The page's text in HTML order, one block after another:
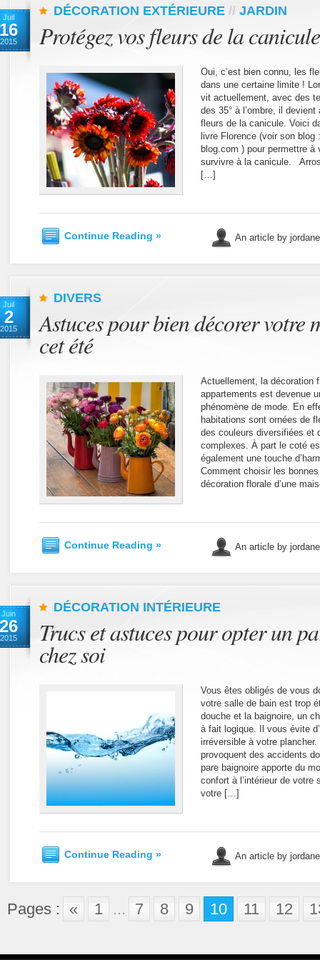
Juil
16
2015
DÉCORATION EXTÉRIEURE // JARDIN
Protégez vos fleurs de la canicule
Oui, c’est bien connu, les
dans une certaine limite !
vit actuellement, avec des
des 35° à l’ombre, il
fleurs de la canicule. Voici
livre Florence (voir son
blog.com ) pour permettre à
survivre à la canicule.
[…]
Continue Reading » An article by
Juil
2
2015
DIVERS
Astuces pour bien décorer votre
cet été
Actuellement, la décoration
appartements est devenue
phénomène de mode. En
habitations sont ornées de
des couleurs diversifiées et
complexes. À part le coté
également une touche
Comment choisir les
décoration florale d’une
Continue Reading » An article by
Juin
26
2015
DÉCORATION INTÉRIEURE
Trucs et astuces pour opter un
chez soi
Vous êtes obligés de vous
votre salle de bain est trop
douche et la baignoire, un
à fait logique. Il vous évite
irréversible à votre
provoquent des accidents
pare baignoire apporte du
confort à l’intérieur de votre
votre […]
Continue Reading » An article by
Pages : « 1 ... 7 8 9 10 11 12